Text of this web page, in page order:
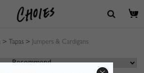
0
> Tapas > Jumpers & Cardigans